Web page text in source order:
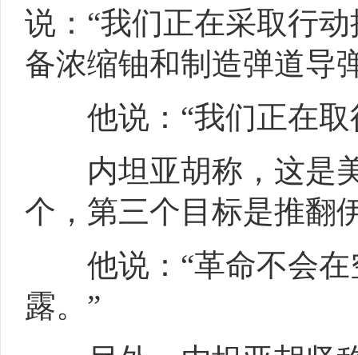
说：“我们正在采取行
备浓缩铀和制造弹道导
他说：“我们正在取
内坦亚胡称，这是美
个，第三个目标是推翻
他说：“革命不会在
露。”